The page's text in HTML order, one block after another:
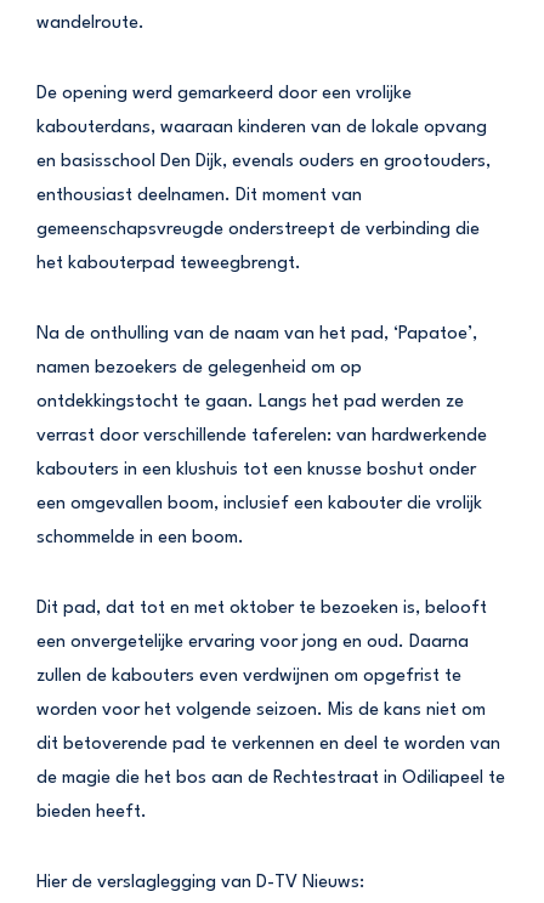
wandelroute.
De opening werd gemarkeerd door een vrolijke
kabouterdans, waaraan kinderen van de lokale opvang
en basisschool Den Dijk, evenals ouders en grootouders,
enthousiast deelnamen. Dit moment van
gemeenschapsvreugde onderstreept de verbinding die
het kabouterpad teweegbrengt.
Na de onthulling van de naam van het pad, ‘Papatoe’,
namen bezoekers de gelegenheid om op
ontdekkingstocht te gaan. Langs het pad werden ze
verrast door verschillende taferelen: van hardwerkende
kabouters in een klushuis tot een knusse boshut onder
een omgevallen boom, inclusief een kabouter die vrolijk
schommelde in een boom.
Dit pad, dat tot en met oktober te bezoeken is, belooft
een onvergetelijke ervaring voor jong en oud. Daarna
zullen de kabouters even verdwijnen om opgefrist te
worden voor het volgende seizoen. Mis de kans niet om
dit betoverende pad te verkennen en deel te worden van
de magie die het bos aan de Rechtestraat in Odiliapeel te
bieden heeft.
Hier de verslaglegging van D-TV Nieuws: